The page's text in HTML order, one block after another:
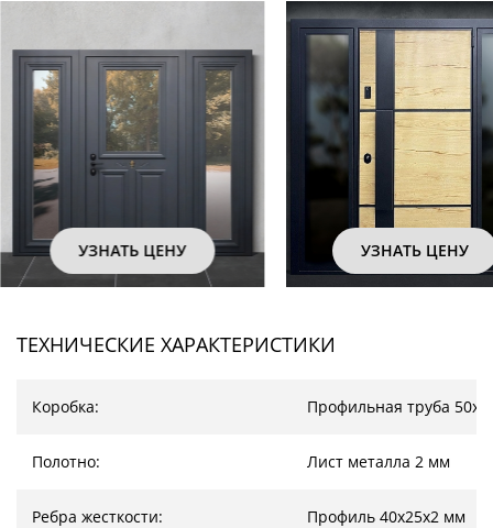
ЦЕНУ УЗНАТЬ ЦЕНУ
ТЕХНИЧЕСКИЕ ХАРАКТЕРИСТИКИ
Коробка: Профильная труба
Полотно: Лист металла 2 мм
Ребра жесткости: Профиль 40х25х2 мм